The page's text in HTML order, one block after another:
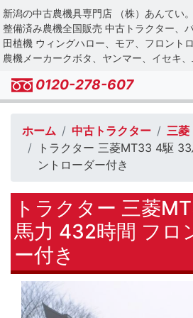
Skip
to
main
新潟の中古農機具専門店 （株）あんてい。
整備済み農機全国販売 中古トラクター、
田植機 ウィングハロー、モア、フロントロ
農機メーカークボタ、ヤンマー、イセキ、
0120-278-607
ホーム 中古トラクター
三菱
トラクター 三菱MT33 4駆
ントローダー付き
トラクター 三菱
馬力 432時間 フロ
ー付き